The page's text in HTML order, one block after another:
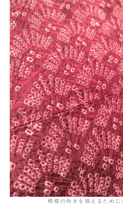
模様の向きを揃えるために